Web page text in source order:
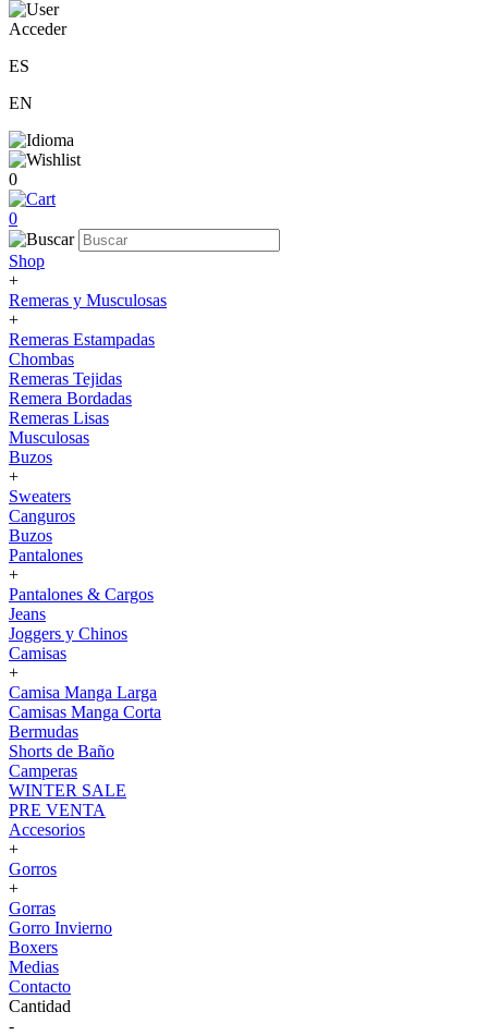
Acceder
ES
EN
0
0
Shop
+
Remeras y Musculosas
+
Remeras Estampadas
Chombas
Remeras Tejidas
Remera Bordadas
Remeras Lisas
Musculosas
Buzos
+
Sweaters
Canguros
Buzos
Pantalones
+
Pantalones & Cargos
Jeans
Joggers y Chinos
Camisas
+
Camisa Manga Larga
Camisas Manga Corta
Bermudas
Shorts de Baño
Camperas
WINTER SALE
PRE VENTA
Accesorios
+
Gorros
+
Gorras
Gorro Invierno
Boxers
Medias
Contacto
Cantidad
-